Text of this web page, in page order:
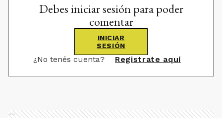
Debes iniciar sesión para poder
comentar
INICIAR
SESIÓN
¿No tenés cuenta? Registrate aquí
Ads